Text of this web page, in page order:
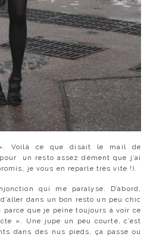
Voilà ce que disait le mail de
un resto assez dément que j’ai
je vous en reparle très vite !).
qui me paralyse. D’abord,
dans un bon resto un peu chic
que je peine toujours à voir ce
». Une jupe un peu courte, c’est
dans des nus pieds, ça passe ou